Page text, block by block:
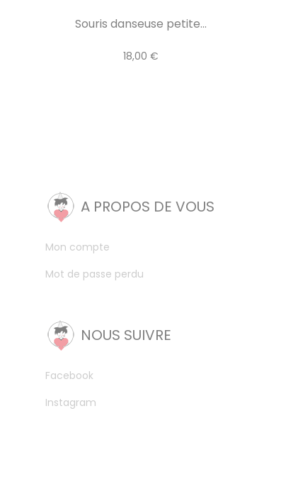
Souris danseuse petite...
18,00 €
A PROPOS DE VOUS
Mon compte
Mot de passe perdu
NOUS SUIVRE
Facebook
Instagram